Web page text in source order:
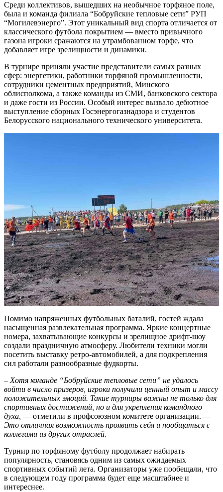
Среди коллективов, вышедших на необычное торфяное поле,
была и команда филиала “Бобруйские тепловые сети” РУП
“Могилевэнерго”. Этот уникальный вид спорта отличается от
классического футбола покрытием — вместо привычного
газона игроки сражаются на утрамбованном торфе, что
добавляет игре зрелищности и динамики.
В турнире приняли участие представители самых разных
сфер: энергетики, работники торфяной промышленности,
сотрудники цементных предприятий, Минского
облисполкома, а также команды из СМИ, банковского сектора
и даже гости из России. Особый интерес вызвало дебютное
выступление сборных Госэнергогазнадзора и студентов
Белорусского национального технического университета.
Помимо напряженных футбольных баталий, гостей ждала
насыщенная развлекательная программа. Яркие концертные
номера, захватывающие конкурсы и зрелищное дрифт-шоу
создали праздничную атмосферу. Любители техники могли
посетить выставку ретро-автомобилей, а для подкрепления
сил работали разнообразные фудкорты.
– Хотя команде “Бобруйские тепловые сети” не удалось
войти в число призеров, игроки получили ценный опыт и массу
положительных эмоций. Такие турниры важны не только для
спортивных достижений, но и для укрепления командного
духа, — отметили в профсоюзном комитете организации. —
Это отличная возможность проявить себя и пообщаться с
коллегами из других отраслей.
Турнир по торфяному футболу продолжает набирать
популярность, становясь одним из самых ожидаемых
спортивных событий лета. Организаторы уже пообещали, что
в следующем году программа будет еще масштабнее и
интереснее.